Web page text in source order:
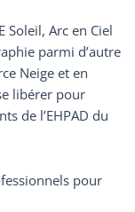
Soleil, Arc en Ciel
parmi d’autre
Neige et en
libérer pour
de l’EHPAD du
pour